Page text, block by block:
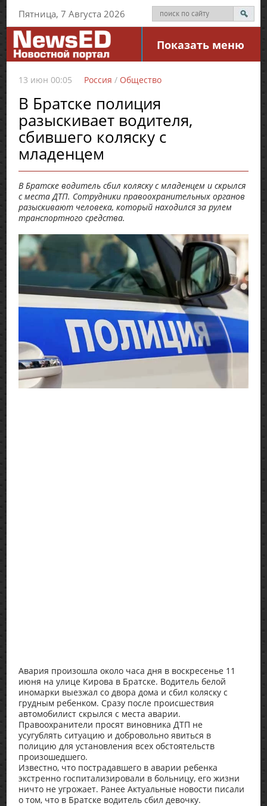
Пятница, 7 Августа 2026
Показать меню
13 июн 00:05 Россия / Общество
В Братске полиция
разыскивает водителя,
сбившего коляску с
младенцем
В Братске водитель сбил коляску с младенцем и скрылся
с места ДТП. Сотрудники правоохранительных органов
разыскивают человека, который находился за рулем
транспортного средства.
Авария произошла около часа дня в воскресенье 11
июня на улице Кирова в Братске. Водитель белой
иномарки выезжал со двора дома и сбил коляску с
грудным ребенком. Сразу после происшествия
автомобилист скрылся с места аварии.
Правоохранители просят виновника ДТП не
усугублять ситуацию и добровольно явиться в
полицию для установления всех обстоятельств
произошедшего.
Известно, что пострадавшего в аварии ребенка
экстренно госпитализировали в больницу, его жизни
ничто не угрожает. Ранее Актуальные новости писали
о том, что в Братске водитель сбил девочку.